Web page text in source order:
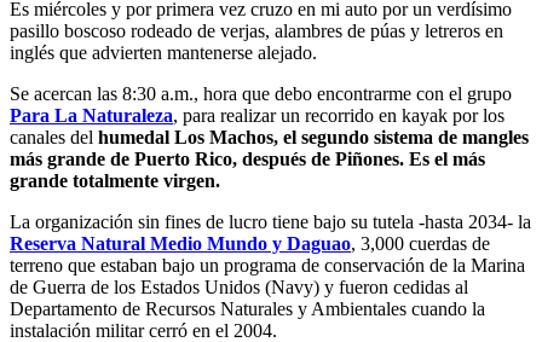
Es miércoles y por primera vez cruzo en mi auto por un verdísimo
pasillo boscoso rodeado de verjas, alambres de púas y letreros en
inglés que advierten mantenerse alejado.
Se acercan las 8:30 a.m., hora que debo encontrarme con el grupo
Para La Naturaleza, para realizar un recorrido en kayak por los
canales del humedal Los Machos, el segundo sistema de mangles
más grande de Puerto Rico, después de Piñones. Es el más
grande totalmente virgen.
La organización sin fines de lucro tiene bajo su tutela -hasta 2034- la
Reserva Natural Medio Mundo y Daguao, 3,000 cuerdas de
terreno que estaban bajo un programa de conservación de la Marina
de Guerra de los Estados Unidos (Navy) y fueron cedidas al
Departamento de Recursos Naturales y Ambientales cuando la
instalación militar cerró en el 2004.